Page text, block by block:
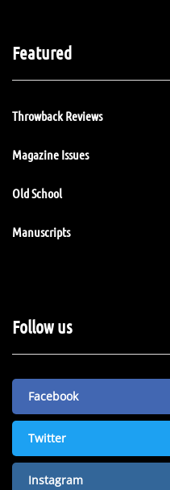
Featured
Throwback Reviews
Magazine Issues
Old School
Manuscripts
Follow us
Facebook
Twitter
Instagram